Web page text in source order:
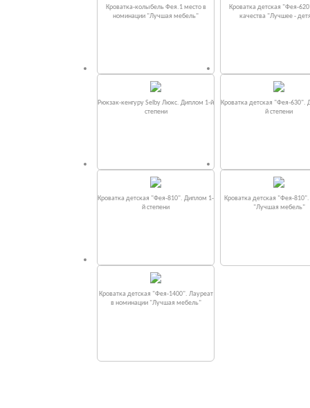
Кроватка-колыбель Фея.1 место в
номинации "Лучшая мебель"
Кроватка детская "Фея-
качества "Лучшее -
Рюкзак-кенгуру Selby Люкс. Диплом 1-й
степени
Кроватка детская "Фея-630".
й степени
Кроватка детская "Фея-810". Диплом 1-
й степени
Кроватка детская "Фея-
"Лучшая мебель"
Кроватка детская "Фея-1400". Лауреат
в номинации "Лучшая мебель"